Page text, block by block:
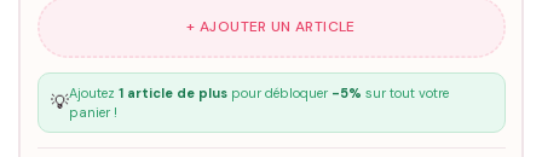
+ AJOUTER UN ARTICLE
💡Ajoutez 1 article de pluspour débloquer -5% sur tout votre
panier !